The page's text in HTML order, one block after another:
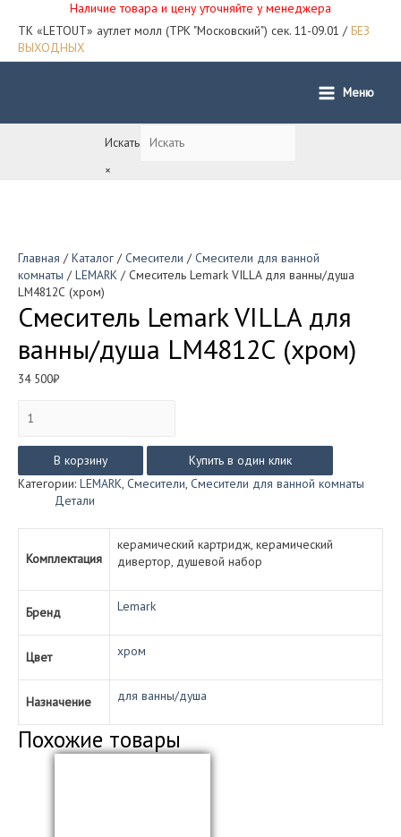
Наличие товара и цену уточняйте у менеджера
ТК «LETOUT» аутлет молл (ТРК "Московский") сек. 11-09.01 / БЕЗ
ВЫХОДНЫХ
Main
Меню
Искать
×
Главная / Каталог / Смесители / Смесители для ванной
комнаты / LEMARK / Смеситель Lemark VILLA для ванны/душа
LM4812С (хром)
Смеситель Lemark VILLA для
ванны/душа LM4812С (хром)
34 500₽
товара
Lemark
VILLA
для
душа
(хром)
В корзину
Купить в один клик
Категории: LEMARK, Смесители, Смесители для ванной комнаты
Детали
Комплектация
керамический картридж, керамический
дивертор, душевой набор
Бренд Lemark
Цвет хром
Назначение для ванны/душа
Похожие товары